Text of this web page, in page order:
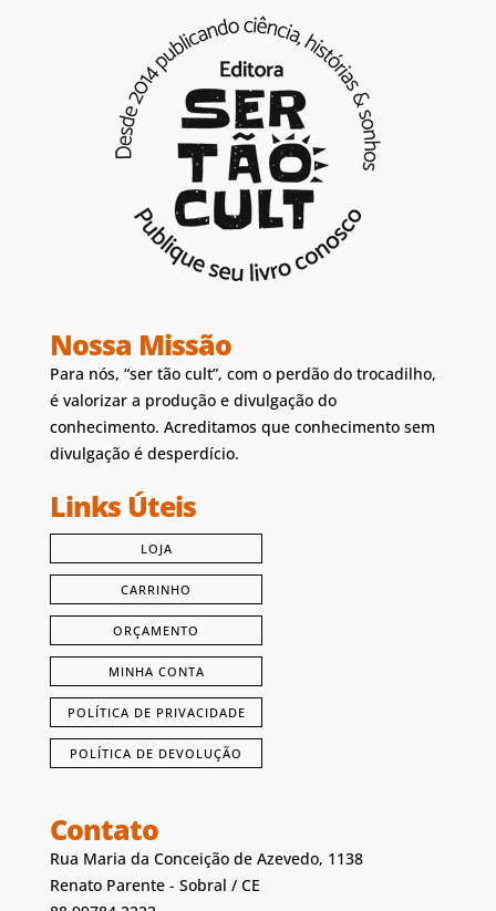
Nossa Missão
Para nós, “ser tão cult”, com o perdão do trocadilho,
é valorizar a produção e divulgação do
conhecimento. Acreditamos que conhecimento sem
divulgação é desperdício.
Links Úteis
LOJA
CARRINHO
ORÇAMENTO
MINHA CONTA
POLÍTICA DE PRIVACIDADE
POLÍTICA DE DEVOLUÇÃO
Contato
Rua Maria da Conceição de Azevedo, 1138
Renato Parente - Sobral / CE